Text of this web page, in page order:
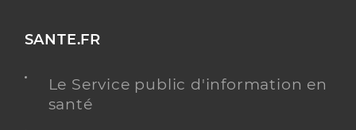
SANTE.FR
Le Service public d'information en
santé